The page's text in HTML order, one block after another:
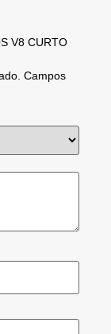
V8 CURTO
Campos